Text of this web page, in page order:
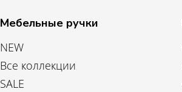
Мебельные ручки
NEW
Все коллекции
SALE